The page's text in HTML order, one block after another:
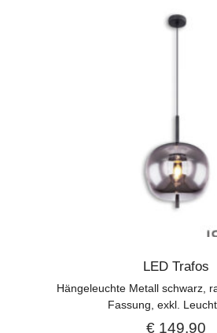
LED Trafos
Hängeleuchte Metall schwarz,
Fassung, exkl.
€149,90